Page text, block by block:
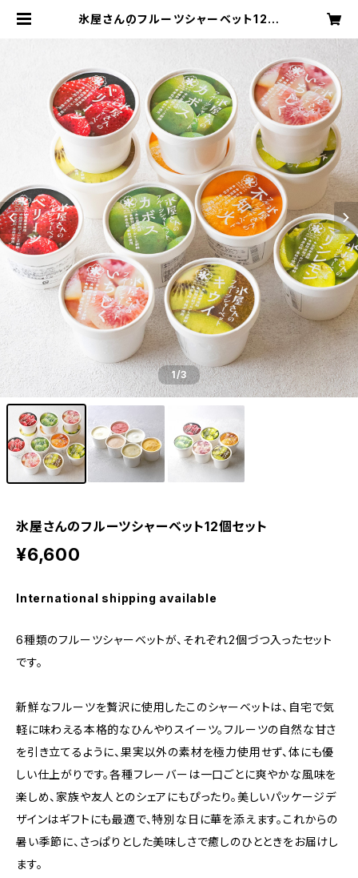
氷屋さんのフルーツシャーベット12個
1/3
氷屋さんのフルーツシャーベット12個セット
¥6,600
International shipping available
6種類のフルーツシャーベットが、それぞれ2個づつ入ったセット
です。
新鮮なフルーツを贅沢に使用したこのシャーベットは、自宅で気
軽に味わえる本格的なひんやりスイーツ。フルーツの自然な甘さ
を引き立てるように、果実以外の素材を極力使用せず、体にも優
しい仕上がりです。各種フレーバーは一口ごとに爽やかな風味を
楽しめ、家族や友人とのシェアにもぴったり。美しいパッケージデ
ザインはギフトにも最適で、特別な日に華を添えます。これからの
暑い季節に、さっぱりとした美味しさで癒しのひとときをお届けし
ます。